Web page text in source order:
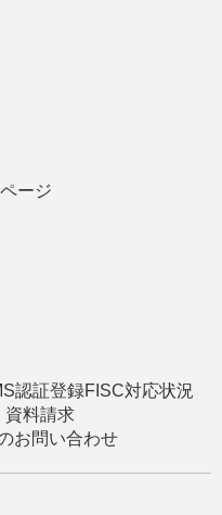
ージ
認証登録FISC対応状況
資料請求
お問い合わせ